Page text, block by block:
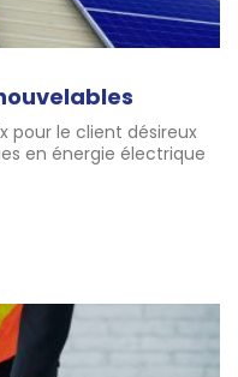
pour le client désireux
en énergie électrique